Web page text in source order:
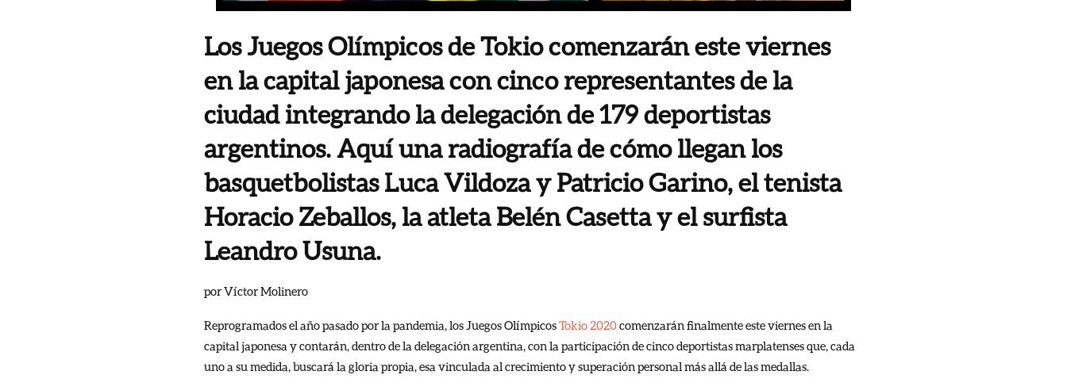
Los Juegos Olímpicos de Tokio comenzarán este viernes
en la capital japonesa con cinco representantes de la
ciudad integrando la delegación de 179 deportistas
argentinos. Aquí una radiografía de cómo llegan los
basquetbolistas Luca Vildoza y Patricio Garino, el tenista
Horacio Zeballos, la atleta Belén Casetta y el surfista
Leandro Usuna.
por Víctor Molinero
Reprogramados el año pasado por la pandemia, los Juegos OlímpicosTokio 2020comenzarán finalmente este viernes en la
capital japonesa y contarán, dentro de la delegación argentina, con la participación de cinco deportistas marplatenses que, cada
uno a su medida, buscará la gloria propia, esa vinculada al crecimiento y superación personal más allá de las medallas.